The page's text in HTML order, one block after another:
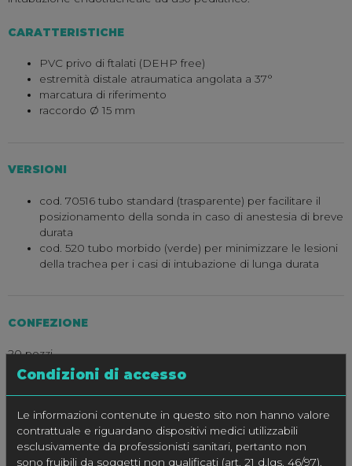
Condizioni di accesso
Le informazioni contenute in questo sito non hanno valore
contrattuale e riguardano dispositivi medici utilizzabili
esclusivamente da professionisti sanitari, pertanto non
sono fruibili da soggetti non qualificati (art. 21 d.lgs. 46/97).
CARATTERISTICHE
PVC privo di ftalati (DEHP free)
estremità distale atraumatica angolata a 37°
marcatura di riferimento
raccordo Ø 15 mm
VERSIONI
cod. 70516 tubo standard (trasparente) per facilitare il
posizionamento della sonda in caso di anestesia di breve
durata
cod. 520 tubo morbido (verde) per minimizzare le lesioni
della trachea per i casi di intubazione di lunga durata
CONFEZIONE
20 pezzi
SPECIFICHE
CODICE Ø Int. mm Ø Est. mm